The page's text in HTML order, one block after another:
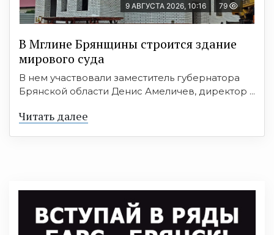
9 АВГУСТА 2026, 10:16 79
В Мглине Брянщины строится здание
мирового суда
В нем участвовали заместитель губернатора
Брянской области Денис Амеличев, директор ...
Читать далее